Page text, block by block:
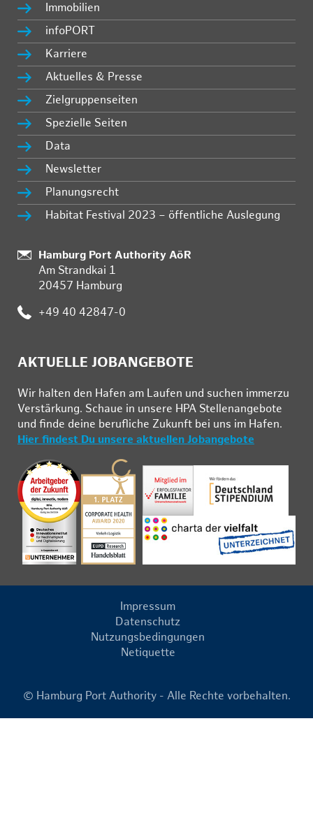
Immobilien
infoPORT
Karriere
Aktuelles & Presse
Zielgruppenseiten
Spezielle Seiten
Data
Newsletter
Planungsrecht
Habitat Festival 2023 – öffentliche Auslegung
Standort:
Hamburg Port Authority AöR
Am Strandkai 1
20457 Hamburg
Telefon:
+49 40 42847-0
AKTUELLE JOBANGEBOTE
Wir hal­ten den Ha­fen am Lau­fen und su­chen im­mer­zu
Ver­stär­kung. Schau­e in un­se­re HPA Stel­len­an­ge­bo­te
und fin­de deine be­ruf­li­che Zu­kunft bei uns im Ha­fen.
Hier findest Du unsere aktuellen Jobangebote
Impressum
Datenschutz
Nutzungsbedingungen
Netiquette
© Hamburg Port Authority - Alle Rechte vorbehalten.